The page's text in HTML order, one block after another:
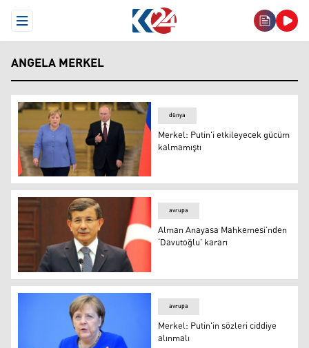
Open Menu
ANGELA MERKEL
Foto: Arşiv
dünya
Merkel: Putin'i etkileyecek gücüm
kalmamıştı
Alman Anayasa Mahkemesi’nden ‘Davutoğlu’ kararı
avrupa
Alman Anayasa Mahkemesi’nden
‘Davutoğlu’ kararı
avrupa
Merkel: Putin'in sözleri ciddiye
alınmalı